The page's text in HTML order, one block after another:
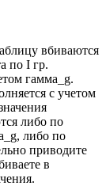
вбиваются
по I гр.
гамма_g.
с учетом
либо по
либо по
приводите
в